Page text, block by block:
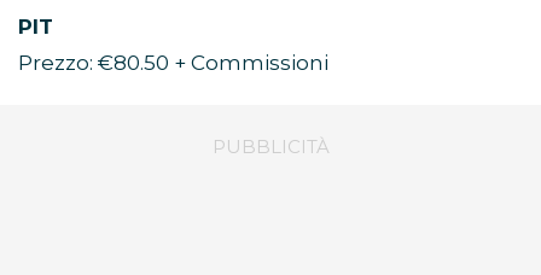
PIT
Prezzo: €80.50 + Commissioni